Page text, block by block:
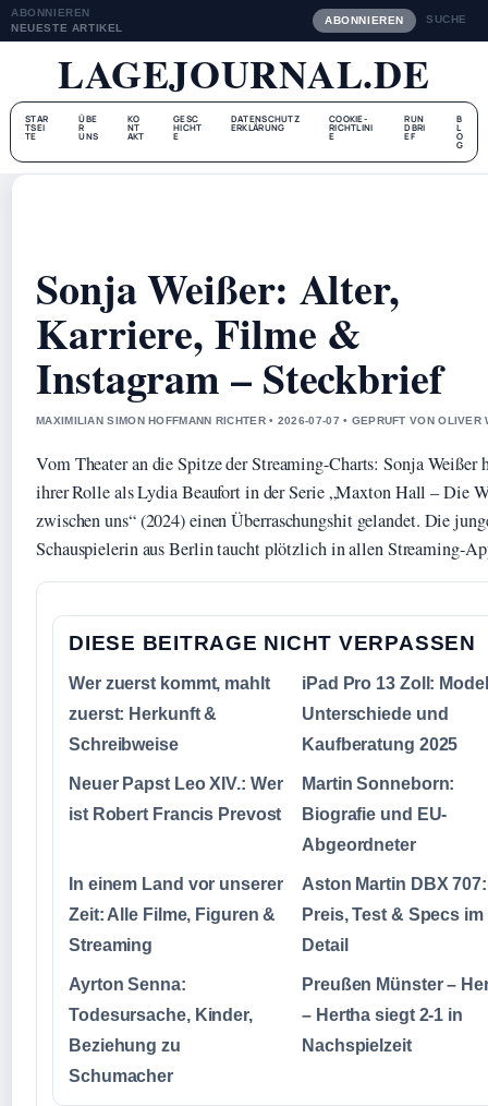
ABONNIEREN
NEUESTE ARTIKEL
ABONNIEREN SUCHE
LAGEJOURNAL.DE
STAR
TSEI
TE
ÜBE
R
UNS
KO
NT
AKT
GESC
HICHT
E
DATENSCHUTZ
ERKLÄRUNG
COOKIE-
RICHTLINI
E
RUN
DBRI
EF
B
L
O
G
Sonja Weißer: Alter,
Karriere, Filme &
Instagram – Steckbrief
MAXIMILIAN SIMON HOFFMANN RICHTER • 2026-07-07 • GEPRUFT VON OLIVER
Vom Theater an die Spitze der Streaming-Charts: Sonja Weißer
ihrer Rolle als Lydia Beaufort in der Serie „Maxton Hall – Die
zwischen uns“ (2024) einen Überraschungshit gelandet. Die
Schauspielerin aus Berlin taucht plötzlich in allen Streaming-
DIESE BEITRAGE NICHT VERPASSEN
Wer zuerst kommt, mahlt
zuerst: Herkunft &
Schreibweise
iPad Pro 13 Zoll:
Unterschiede und
Kaufberatung 2025
Neuer Papst Leo XIV.: Wer
ist Robert Francis Prevost
Martin Sonneborn:
Biografie und EU-
Abgeordneter
In einem Land vor unserer
Zeit: Alle Filme, Figuren &
Streaming
Aston Martin DBX 707:
Preis, Test & Specs im
Detail
Ayrton Senna:
Todesursache, Kinder,
Beziehung zu
Schumacher
Preußen Münster –
– Hertha siegt 2-1 in
Nachspielzeit